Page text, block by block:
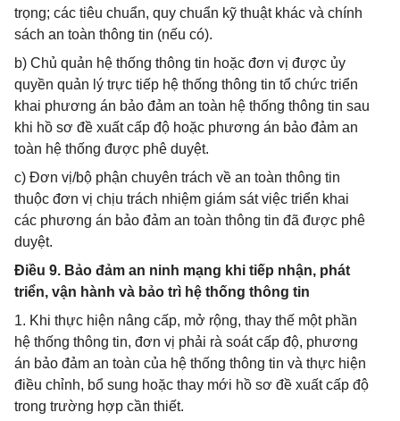
trọng; các tiêu chuẩn, quy chuẩn kỹ thuật khác và chính
sách an toàn thông tin (nếu có).
b) Chủ quản hệ thống thông tin hoặc đơn vị được ủy
quyền quản lý trực tiếp hệ thống thông tin tổ chức triển
khai phương án bảo đảm an toàn hệ thống thông tin sau
khi hồ sơ đề xuất cấp độ hoặc phương án bảo đảm an
toàn hệ thống được phê duyệt.
c) Đơn vị/bộ phận chuyên trách về an toàn thông tin
thuộc đơn vị chịu trách nhiệm giám sát việc triển khai
các phương án bảo đảm an toàn thông tin đã được phê
duyệt.
Điều 9. Bảo đảm an ninh mạng khi tiếp nhận, phát
triển, vận hành và bảo trì hệ thống thông tin
1. Khi thực hiện nâng cấp, mở rộng, thay thế một phần
hệ thống thông tin, đơn vị phải rà soát cấp độ, phương
án bảo đảm an toàn của hệ thống thông tin và thực hiện
điều chỉnh, bổ sung hoặc thay mới hồ sơ đề xuất cấp độ
trong trường hợp cần thiết.